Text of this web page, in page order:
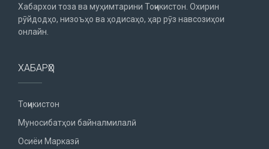
Хабархои тоза ва муҳимтарини Тоҷикистон. Охирин
рӯйдодҳо, низоъҳо ва ҳодисаҳо, ҳар рӯз навсозиҳои
онлайн.
ХАБАРҲО
Тоҷикистон
Муносибатҳои байналмилалӣ
Осиёи Марказӣ